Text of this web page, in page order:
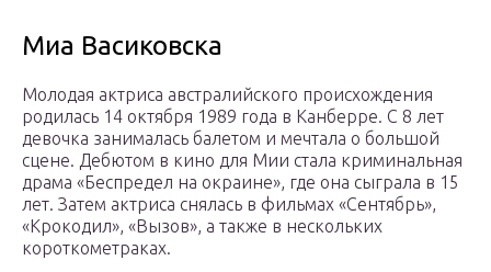
Миа Васиковска
Молодая актриса австралийского происхождения
родилась 14 октября 1989 года в Канберре. С 8 лет
девочка занималась балетом и мечтала о большой
сцене. Дебютом в кино для Мии стала криминальная
драма «Беспредел на окраине», где она сыграла в 15
лет. Затем актриса снялась в фильмах «Сентябрь»,
«Крокодил», «Вызов», а также в нескольких
короткометраках.